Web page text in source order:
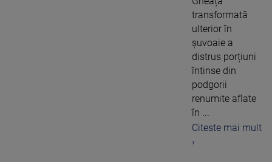
transformată
ulterior în
șuvoaie a
distrus porțiuni
întinse din
podgorii
renumite aflate
în ...
Citeste mai mult
›